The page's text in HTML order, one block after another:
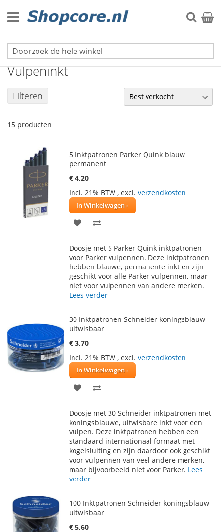
naar
de
Zoek
Schrijfwaren
Vulpeninkt
Filteren
15 producten
5 Inktpatronen Parker Quink blauw
permanent
€ 4,20
Incl. 21% BTW , excl. verzendkosten
In Winkelwagen
VOEG
AAN
VERLANGLIJST
TE
VERGELIJKEN
Doosje met 5 Parker Quink inktpatronen
voor Parker vulpennen. Deze inktpatronen
hebben blauwe, permanente inkt en zijn
geschikt voor alle Parker vulpennen, maar
niet voor vulpennen van andere merken.
Lees verder
30 Inktpatronen Schneider koningsblauw
uitwisbaar
€ 3,70
Incl. 21% BTW , excl. verzendkosten
In Winkelwagen
VOEG
AAN
VERLANGLIJST
TE
VERGELIJKEN
Doosje met 30 Schneider inktpatronen met
koningsblauwe, uitwisbare inkt voor een
vulpen. Deze inktpatronen hebben een
standaard internationaal formaat met
kogelsluiting en zijn daardoor ook geschikt
voor vulpennen van veel andere merken,
maar bijvoorbeeld niet voor Parker. Lees
verder
100 Inktpatronen Schneider koningsblauw
uitwisbaar
€ 5,60